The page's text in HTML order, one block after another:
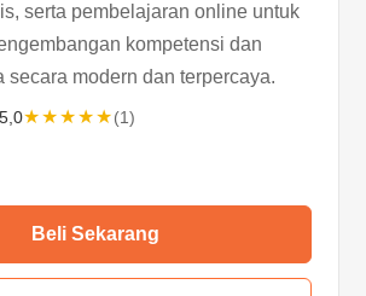
serta pembelajaran online untuk
kompetensi dan
secara modern dan terpercaya.
5,0★★★★★(1)
Beli Sekarang